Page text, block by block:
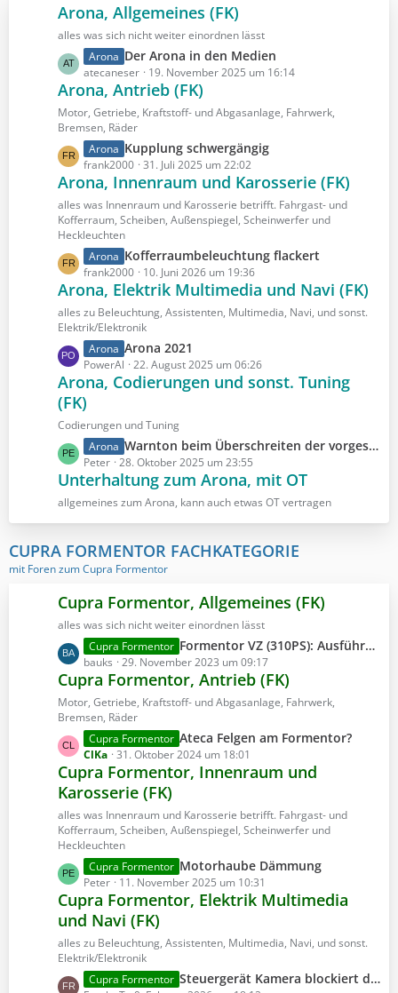
e
t
r
ä
g
e
Arona, Allgemeines (FK)
alles was sich nicht weiter einordnen lässt
L
e
t
z
t
e
B
e
t
r
ä
g
e
Arona Der Arona in den Medien
atecaneser 19. November 2025 um 16:14
Arona, Antrieb (FK)
Motor, Getriebe, Kraftstoff- und Abgasanlage, Fahrwerk,
Bremsen, Räder
L
e
t
z
t
e
B
e
i
t
r
ä
g
e
Arona Kupplung schwergängig
frank2000 31. Juli 2025 um 22:02
Arona, Innenraum und Karosserie (FK)
alles was Innenraum und Karosserie betrifft. Fahrgast- und
Kofferraum, Scheiben, Außenspiegel, Scheinwerfer und
Heckleuchten
L
e
t
z
t
e
B
e
i
t
r
ä
g
e
Arona Kofferraumbeleuchtung flackert
frank2000 10. Juni 2026 um 19:36
Arona, Elektrik Multimedia und Navi (FK)
alles zu Beleuchtung, Assistenten, Multimedia, Navi, und sonst.
Elektrik/Elektronik
L
e
t
z
t
B
e
i
t
r
g
e
Arona Arona 2021
PowerAl 22. August 2025 um 06:26
Arona, Codierungen und sonst. Tuning
(FK)
Codierungen und Tuning
L
e
t
z
B
e
t
r
ä
g
e
Arona Warnton beim Überschreiten der vorgeschriebenen Höchstgeschwindigkeit dauerhaft ausschalten ?
Peter 28. Oktober 2025 um 23:55
Unterhaltung zum Arona, mit OT
allgemeines zum Arona, kann auch etwas OT vertragen
CUPRA FORMENTOR FACHKATEGORIE
mit Foren zum Cupra Formentor
Cupra Formentor, Allgemeines (FK)
alles was sich nicht weiter einordnen lässt
L
e
t
z
t
e
B
e
i
r
ä
e
Cupra Formentor Formentor VZ (310PS): Ausführung DE vs. EU
bauks 29. November 2023 um 09:17
Cupra Formentor, Antrieb (FK)
Motor, Getriebe, Kraftstoff- und Abgasanlage, Fahrwerk,
Bremsen, Räder
L
e
t
z
e
B
e
i
t
r
g
Cupra Formentor Ateca Felgen am Formentor?
ClKa 31. Oktober 2024 um 18:01
Cupra Formentor, Innenraum und
Karosserie (FK)
alles was Innenraum und Karosserie betrifft. Fahrgast- und
Kofferraum, Scheiben, Außenspiegel, Scheinwerfer und
Heckleuchten
L
e
t
z
e
B
Cupra Formentor Motorhaube Dämmung
Peter 11. November 2025 um 10:31
Cupra Formentor, Elektrik Multimedia
und Navi (FK)
alles zu Beleuchtung, Assistenten, Multimedia, Navi, und sonst.
Elektrik/Elektronik
L
Cupra Formentor Steuergerät Kamera blockiert die tiefe Position des Ladebodens